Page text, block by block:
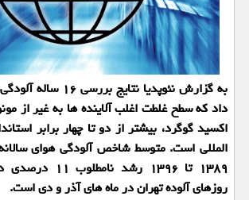
به گزارش نئوپدیا
داد كه سطح غلطت اغلب آلاینده ها به غیر از
اكسید گوگرد، بیشتر از دو تا چهار برابر
المللی است. متوسط شاخص آلودگی هوای
۱۳۸۹ تا ۱۳۹۶
روزهای آلوده تهران در ماه های آذر و دی است.